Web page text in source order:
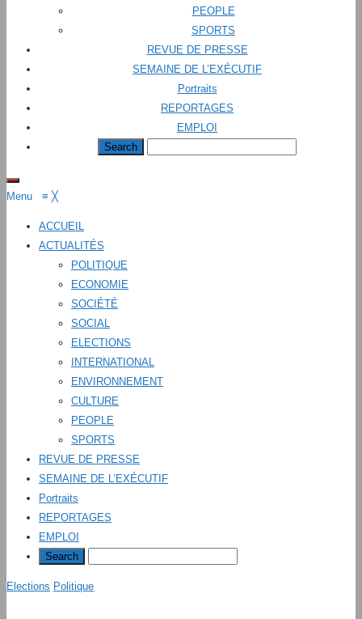
PEOPLE
SPORTS
REVUE DE PRESSE
SEMAINE DE L’EXÉCUTIF
Portraits
REPORTAGES
EMPLOI
Menu ≡ ╳
ACCUEIL
ACTUALITÉS
POLITIQUE
ECONOMIE
SOCIÉTÉ
SOCIAL
ELECTIONS
INTERNATIONAL
ENVIRONNEMENT
CULTURE
PEOPLE
SPORTS
REVUE DE PRESSE
SEMAINE DE L’EXÉCUTIF
Portraits
REPORTAGES
EMPLOI
Elections Politique